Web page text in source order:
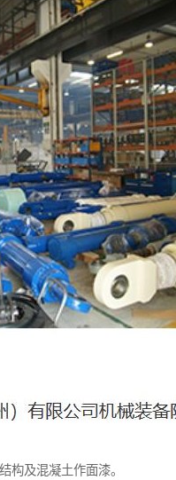
构及混凝土作面漆。